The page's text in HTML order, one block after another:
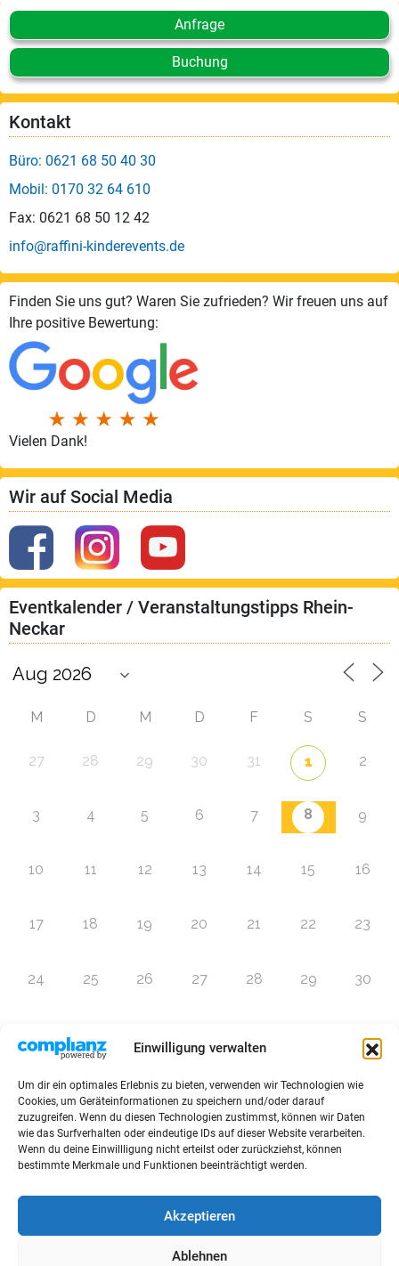
Einwilligung verwalten
Um dir ein optimales Erlebnis zu bieten, verwenden wir Technologien wie
Cookies, um Geräteinformationen zu speichern und/oder darauf
zuzugreifen. Wenn du diesen Technologien zustimmst, können wir Daten
wie das Surfverhalten oder eindeutige IDs auf dieser Website verarbeiten.
Wenn du deine Einwillligung nicht erteilst oder zurückziehst, können
bestimmte Merkmale und Funktionen beeinträchtigt werden.
Akzeptieren
Ablehnen
Anfrage
Buchung
Kontakt
Büro: 0621 68 50 40 30
Mobil: 0170 32 64 610
Fax: 0621 68 50 12 42
info@raffini-kinderevents.de
Finden Sie uns gut? Waren Sie zufrieden? Wir freuen uns auf
Ihre positive Bewertung:
Vielen Dank!
Wir auf Social Media
Eventkalender / Veranstaltungstipps Rhein-
Neckar
M D M D F S S
27 28 29 30 31 1 2
3 4 5 6 7 8 9
10 11 12 13 14 15 16
17 18 19 20 21 22 23
24 25 26 27 28 29 30
Zur Eventübersicht
Sitemap